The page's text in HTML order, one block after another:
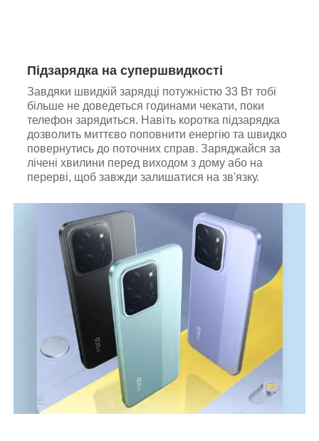
Підзарядка на супершвидкості
Завдяки швидкій зарядці потужністю 33 Вт тобі
більше не доведеться годинами чекати, поки
телефон зарядиться. Навіть коротка підзарядка
дозволить миттєво поповнити енергію та швидко
повернутись до поточних справ. Заряджайся за
лічені хвилини перед виходом з дому або на
перерві, щоб завжди залишатися на зв'язку.